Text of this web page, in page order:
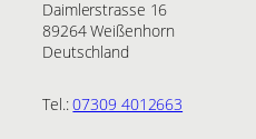
Daimlerstrasse 16
89264 Weißenhorn
Deutschland
Tel.:07309 4012663